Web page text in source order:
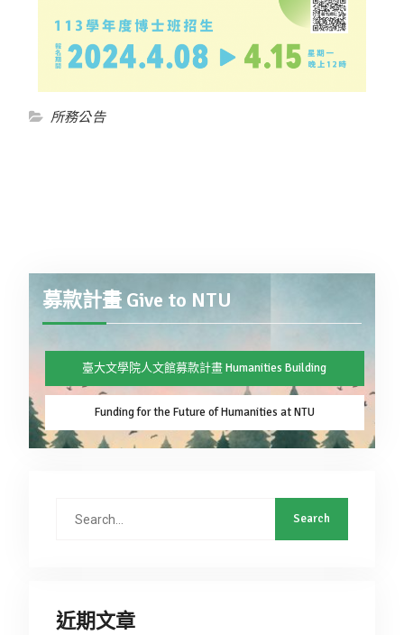
所務公告
募款計畫 Give to NTU
臺大文學院人文館募款計畫 Humanities Building
Funding for the Future of Humanities at NTU
近期文章